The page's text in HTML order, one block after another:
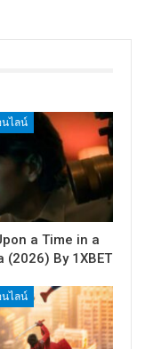
ไลน์
a Time in a
(2026) By 1XBET
ไลน์